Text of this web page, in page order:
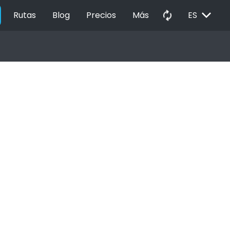
Rutas Blog Precios Más autorenew ES EXPAND_MORE